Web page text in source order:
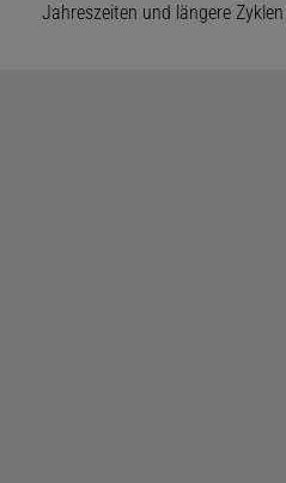
Jahreszeiten und längere